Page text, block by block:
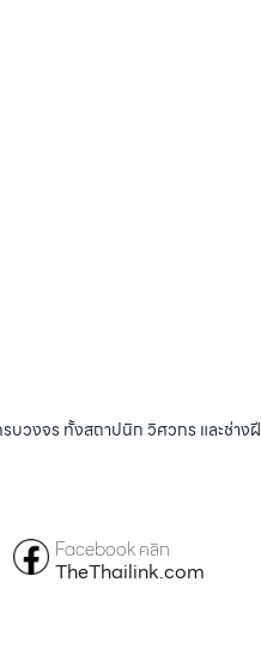
วงจร ทั้งสถาปนิก วิศวกร และช่าง
Facebook คลิก
TheThailink.com